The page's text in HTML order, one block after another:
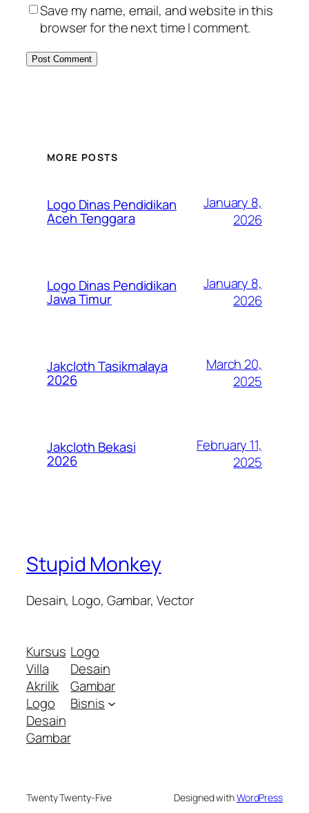
Save my name, email, and website in this
browser for the next time I comment.
MORE POSTS
Logo Dinas Pendidikan
Aceh Tenggara
January 8,
2026
Logo Dinas Pendidikan
Jawa Timur
January 8,
2026
Jakcloth Tasikmalaya
2026
March 20,
2025
Jakcloth Bekasi
2026
February 11,
2025
Stupid Monkey
Desain, Logo, Gambar, Vector
Kursus
Villa
Akrilik
Logo
Desain
Gambar
Logo
Desain
Gambar
Bisnis
Twenty Twenty-Five Designed withWordPress